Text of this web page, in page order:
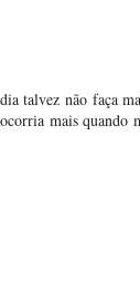
talvez não faça
mais quando